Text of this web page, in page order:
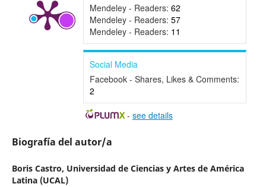
Mendeley - Readers: 62
Mendeley - Readers: 57
Mendeley - Readers: 11
Social Media
Facebook - Shares, Likes & Comments:
2
- see details
Biografía del autor/a
Boris Castro, Universidad de Ciencias y Artes de América
Latina (UCAL)